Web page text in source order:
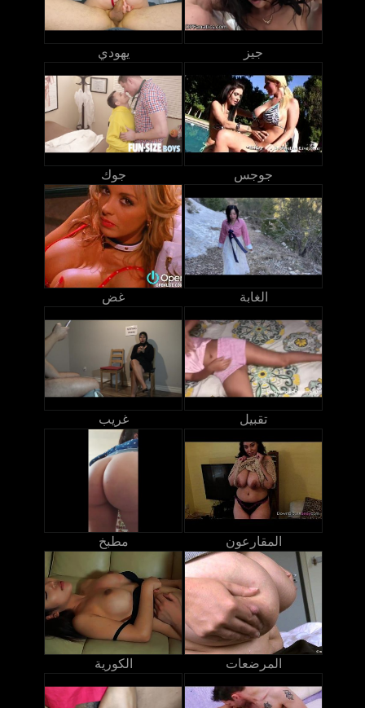
يهودي جيز
جوك جوجس
غض الغابة
غريب تقبيل
مطبخ المقارعون
الكورية المرضعات